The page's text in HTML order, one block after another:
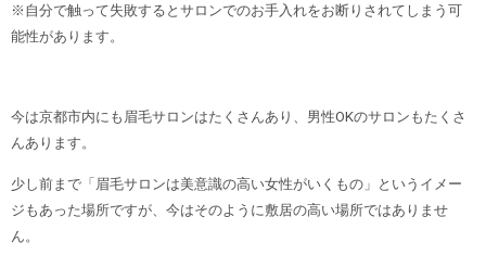
※自分で触って失敗するとサロンでのお手入れをお断りされてしまう可
能性があります。
今は京都市内にも眉毛サロンはたくさんあり、男性OKのサロンもたくさ
んあります。
少し前まで「眉毛サロンは美意識の高い女性がいくもの」というイメー
ジもあった場所ですが、今はそのように敷居の高い場所ではありませ
ん。